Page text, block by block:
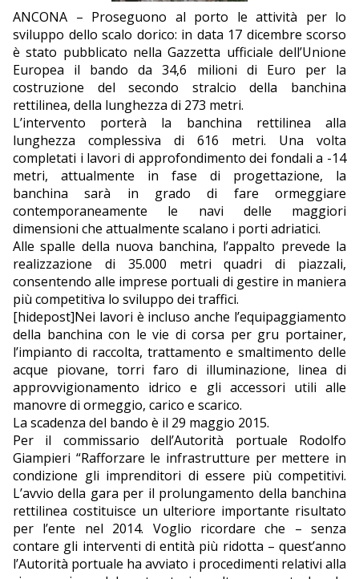
ANCONA – Proseguono al porto le attività per lo
sviluppo dello scalo dorico: in data 17 dicembre scorso
è stato pubblicato nella Gazzetta ufficiale dell’Unione
Europea il bando da 34,6 milioni di Euro per la
costruzione del secondo stralcio della banchina
rettilinea, della lunghezza di 273 metri.
L’intervento porterà la banchina rettilinea alla
lunghezza complessiva di 616 metri. Una volta
completati i lavori di approfondimento dei fondali a -14
metri, attualmente in fase di progettazione, la
banchina sarà in grado di fare ormeggiare
contemporaneamente le navi delle maggiori
dimensioni che attualmente scalano i porti adriatici.
Alle spalle della nuova banchina, l’appalto prevede la
realizzazione di 35.000 metri quadri di piazzali,
consentendo alle imprese portuali di gestire in maniera
più competitiva lo sviluppo dei traffici.
[hidepost]Nei lavori è incluso anche l’equipaggiamento
della banchina con le vie di corsa per gru portainer,
l’impianto di raccolta, trattamento e smaltimento delle
acque piovane, torri faro di illuminazione, linea di
approvvigionamento idrico e gli accessori utili alle
manovre di ormeggio, carico e scarico.
La scadenza del bando è il 29 maggio 2015.
Per il commissario dell’Autorità portuale Rodolfo
Giampieri “Rafforzare le infrastrutture per mettere in
condizione gli imprenditori di essere più competitivi.
L’avvio della gara per il prolungamento della banchina
rettilinea costituisce un ulteriore importante risultato
per l’ente nel 2014. Voglio ricordare che – senza
contare gli interventi di entità più ridotta – quest’anno
l’Autorità portuale ha avviato i procedimenti relativi alla